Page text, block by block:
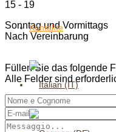
Kontakte
15 - 19
Sonntag und Vormittags
Nach Vereinbarung
Füllen Sie das folgende
Alle Felder sind